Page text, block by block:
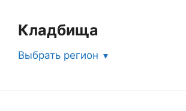
содержимому
Кладбища
Выбрать регион